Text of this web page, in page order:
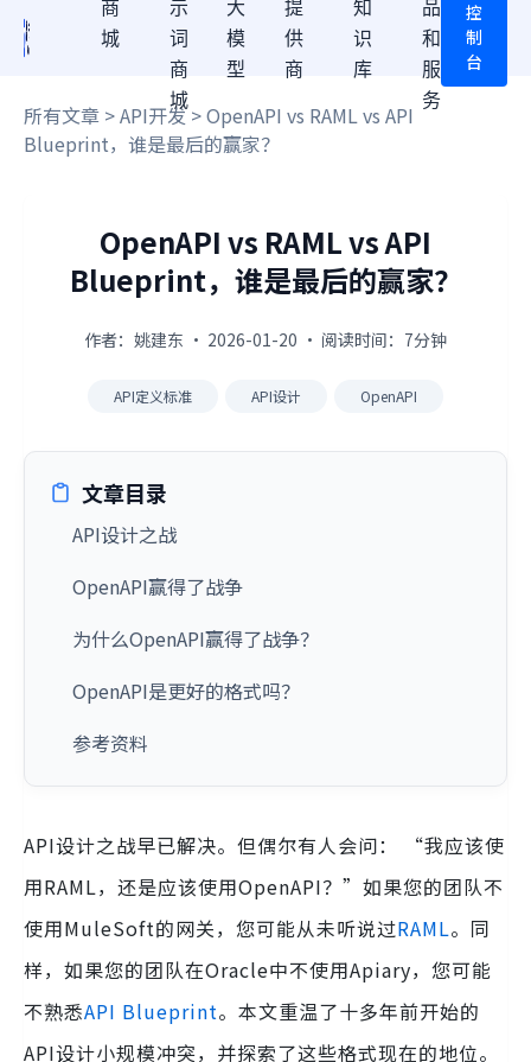
商
城
示
词
商
城
大
模
型
提
供
商
知
识
库
品
和
服
务
控
制
台
所有文章 >API开发> OpenAPI vs RAML vs API
Blueprint，谁是最后的赢家？
OpenAPI vs RAML vs API
Blueprint，谁是最后的赢家？
作者：姚建东 · 2026-01-20 · 阅读时间：7分钟
API定义标准 API设计 OpenAPI
文章目录
API设计之战
OpenAPI赢得了战争
为什么OpenAPI赢得了战争？
OpenAPI是更好的格式吗？
参考资料
API设计之战早已解决。但偶尔有人会问： “我应该使
用RAML，还是应该使用OpenAPI？”如果您的团队不
使用MuleSoft的网关，您可能从未听说过RAML。同
样，如果您的团队在Oracle中不使用Apiary，您可能
不熟悉API Blueprint。本文重温了十多年前开始的
API设计小规模冲突，并探索了这些格式现在的地位。